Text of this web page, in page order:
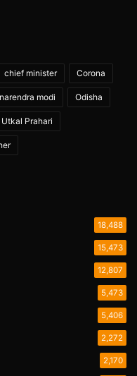
chief minister Corona
narendra modi Odisha
Prahari
18,488
15,473
12,807
5,473
5,406
2,272
2,170